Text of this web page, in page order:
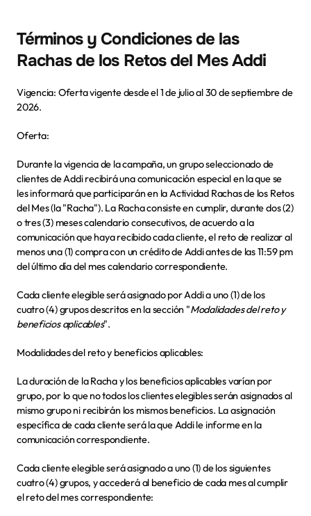
Términos y Condiciones de las
Rachas de los Retos del Mes Addi
Vigencia: Oferta vigente desde el 1 de julio al 30 de septiembre de
2026.
Oferta:
Durante la vigencia de la campaña, un grupo seleccionado de
clientes de Addi recibirá una comunicación especial en la que se
les informará que participarán en la Actividad Rachas de los Retos
del Mes (la "Racha"). La Racha consiste en cumplir, durante dos (2)
o tres (3) meses calendario consecutivos, de acuerdo a la
comunicación que haya recibido cada cliente, el reto de realizar al
menos una (1) compra con un crédito de Addi antes de las 11:59 pm
del último día del mes calendario correspondiente.
Cada cliente elegible será asignado por Addi a uno (1) de los
cuatro (4) grupos descritos en la sección "Modalidades del reto y
beneficios aplicables".
Modalidades del reto y beneficios aplicables:
La duración de la Racha y los beneficios aplicables varían por
grupo, por lo que no todos los clientes elegibles serán asignados al
mismo grupo ni recibirán los mismos beneficios. La asignación
específica de cada cliente será la que Addi le informe en la
comunicación correspondiente.
Cada cliente elegible será asignado a uno (1) de los siguientes
cuatro (4) grupos, y accederá al beneficio de cada mes al cumplir
el reto del mes correspondiente: